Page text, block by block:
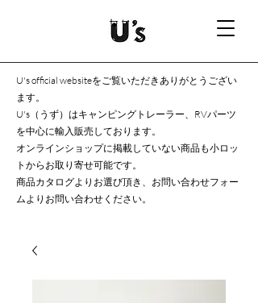
U's official websiteをご覧いただきありがとうござい
ます。
U's（うず）はキャンピングトレーラー、RVパーツ
を中心に輸入販売しております。
オンラインショップに掲載していない商品も小ロッ
トからお取り寄せ可能です。
商品カタログよりお選び頂き、お問い合わせフォー
ムよりお問い合わせください。